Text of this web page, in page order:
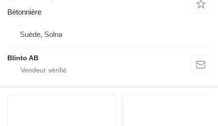
Bétonnière
Suède, Solna
Blinto AB